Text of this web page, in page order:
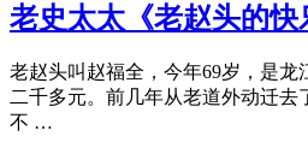
老史太太《老赵头的快
老赵头叫赵福全，今年69岁，是龙
二千多元。前几年从老道外动迁去
不 …